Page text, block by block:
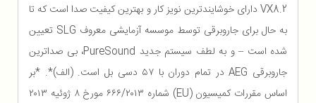
VX8.2 دارای خوشایندترین نویز کار و بهترین کیفیت صدا است که تا
به حال برای جاروبرقی توسط موسسه آزمایشی معروف SLG تعیین
شده است – و به لطف سیستم جدید PureSound، بی صداترین
جاروبرقی AEG در تمام دوران با ۵۷ دسی بل است. (الف)*. *بر
اساس مقررات کمیسیون (EU) شماره ۶۶۶/۲۰۱۳ مورخ ۸ ژوئیه ۲۰۱۳